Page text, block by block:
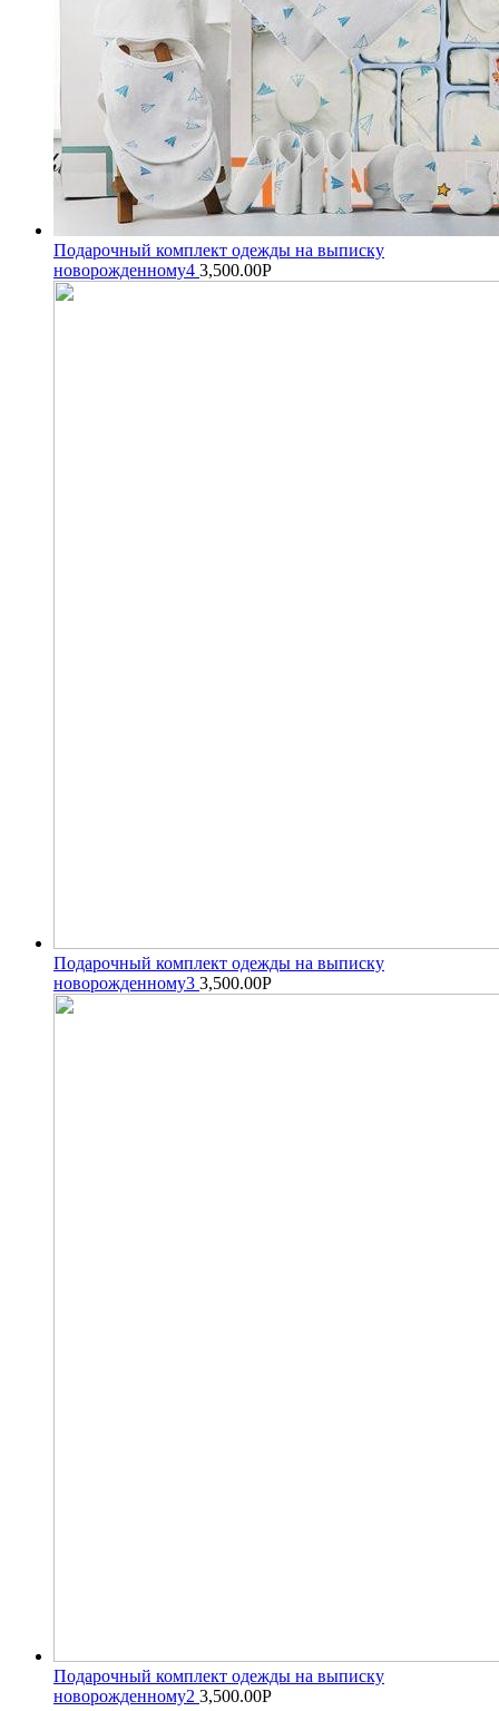
Подарочный комплект одежды на выписку
новорожденному4 3,500.00Р
Подарочный комплект одежды на выписку
новорожденному3 3,500.00Р
Подарочный комплект одежды на выписку
новорожденному2 3,500.00Р